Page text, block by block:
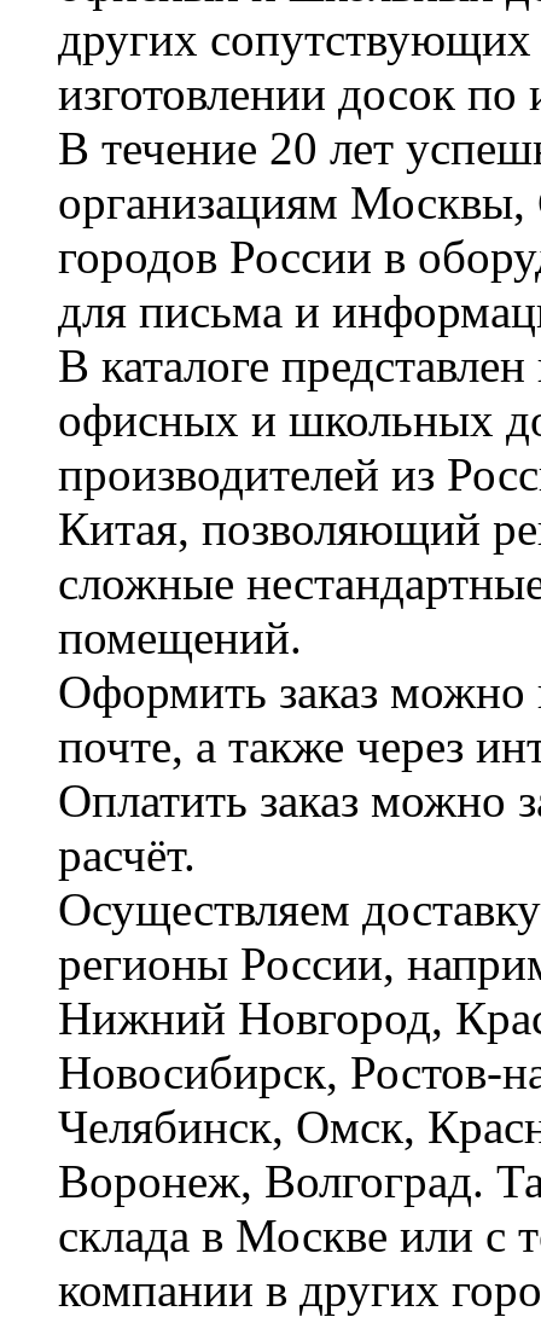
других сопутствующих
изготовлении досок по
В течение 20 лет
организациям Москвы,
городов России в
для письма и
В каталоге
офисных и школьных
производителей из
Китая, позволяющий
сложные
помещений.
Оформить заказ можно
почте, а также через
Оплатить заказ можно
расчёт.
Осуществляем
регионы России,
Нижний Новгород,
Новосибирск, Ростов-
Челябинск, Омск,
Воронеж, Волгоград.
склада в Москве или с
компании в других